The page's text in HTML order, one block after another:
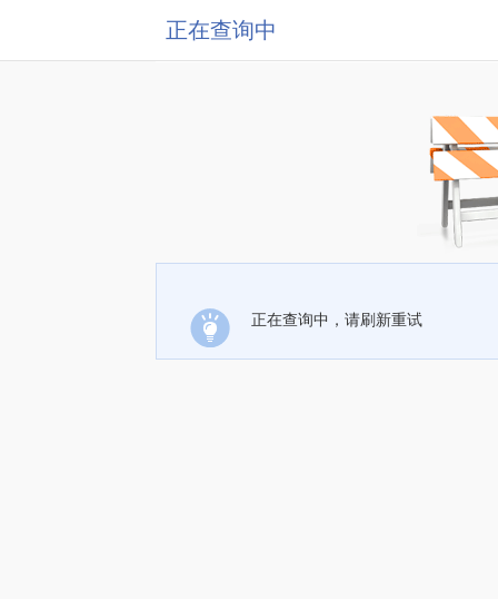
正在查询中
正在查询中，请刷新重试